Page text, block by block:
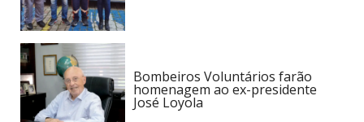
Bombeiros Voluntários farão
homenagem ao ex-presidente
José Loyola